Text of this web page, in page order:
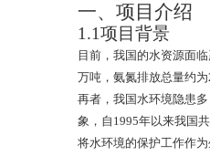
一、项目介绍
1.1项目背景
目前，我国的水资源面
万吨，氨氮排放总量约为
再者，我国水环境隐患
象，自 1995年以来我国
将水环境的保护工作作